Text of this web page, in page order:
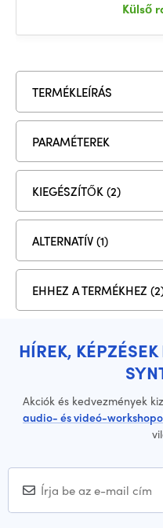
Külső
TERMÉKLEÍRÁS
PARAMÉTEREK
KIEGÉSZÍTŐK (2)
ALTERNATÍV (1)
EHHEZ A TERMÉKHEZ
HÍREK,
Akciók és kedvezmények
audio- és videó-